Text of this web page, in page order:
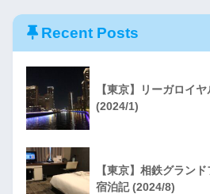
Recent Posts
【東京】リーガロイ
(2024/1)
【東京】相鉄グラン
宿泊記 (2024/8)